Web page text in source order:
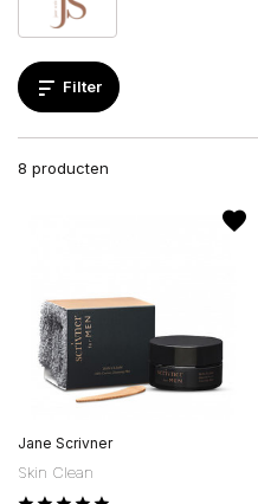
Filter
8 producten
Jane Scrivner
Skin Clean